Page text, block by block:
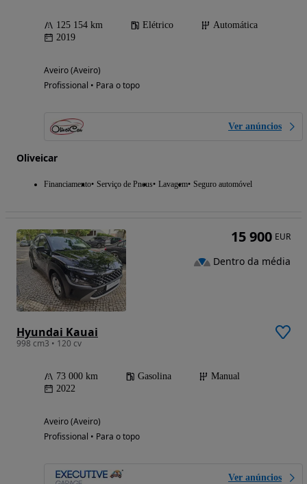
125 154 km Elétrico
Automática
2019
Aveiro (Aveiro)
Profissional • Para o topo
Ver anúncios
Oliveicar
Financiamento Serviço de Pneus Lavagem Seguro automóvel
Hyundai Kauai
998 cm3 • 120 cv
73 000 km Gasolina
Manual
2022
Aveiro (Aveiro)
Profissional • Para o topo
Ver anúncios
15 900 EUR
Dentro da média